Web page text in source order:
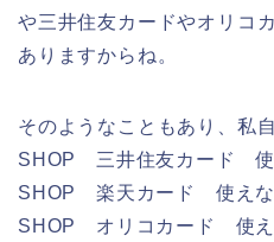
や三井住友カードやオリコ
ありますからね。
そのようなこともあり、私
SHOP 三井住友カード 使
SHOP 楽天カード 使えな
SHOP オリコカード 使え